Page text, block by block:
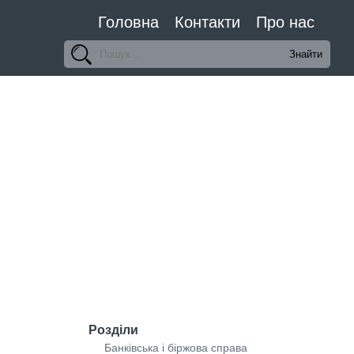
Головна Контакти Про нас
Розділи
Банківська і біржова справа